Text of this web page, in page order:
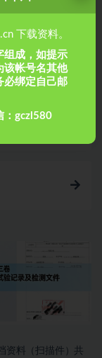
资料（扫描件）共
下载资料。
组成，如提示
该帐号名其他
必绑定自己邮
：gczl580